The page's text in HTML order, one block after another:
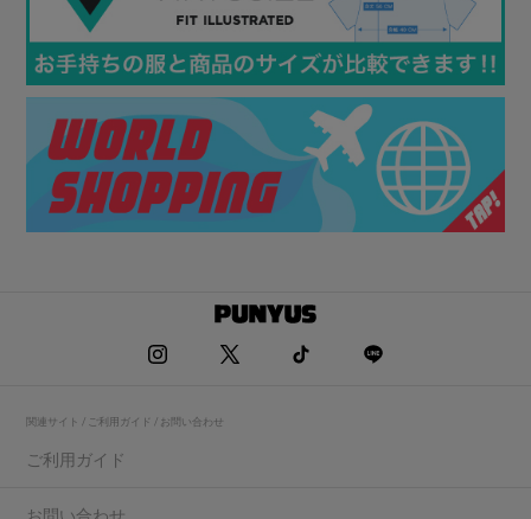
関連サイト / ご利用ガイド / お問い合わせ
ご利用ガイド